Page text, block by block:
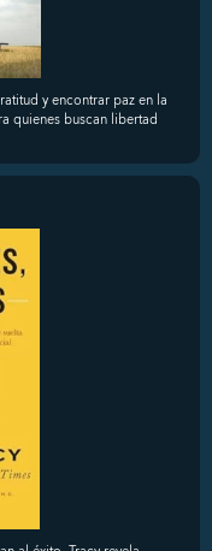
y encontrar paz en la
quienes buscan libertad